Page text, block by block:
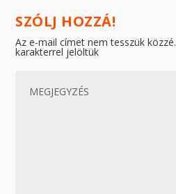
SZÓLJ HOZZÁ!
Az e-mail címet nem tesszük közzé.
karakterrel jelöltük